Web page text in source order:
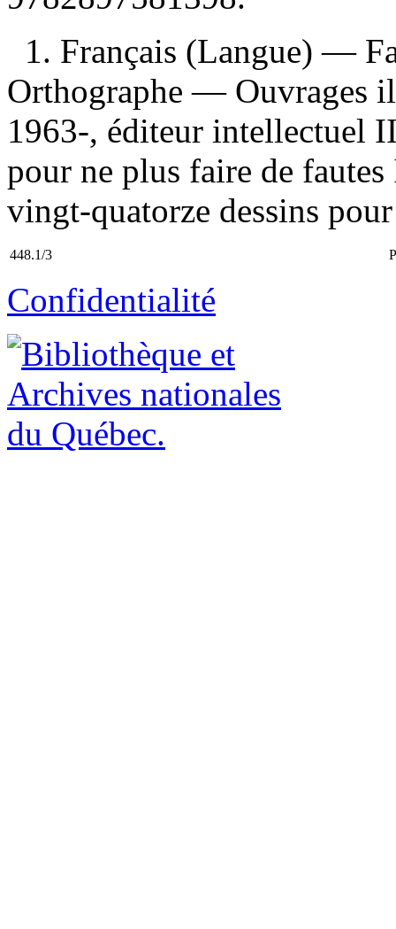
1. Français (Langue) —
Orthographe — Ouvrages
1963-, éditeur intellectuel
pour ne plus faire de
vingt-quatorze dessins
448.1/3
Confidentialité